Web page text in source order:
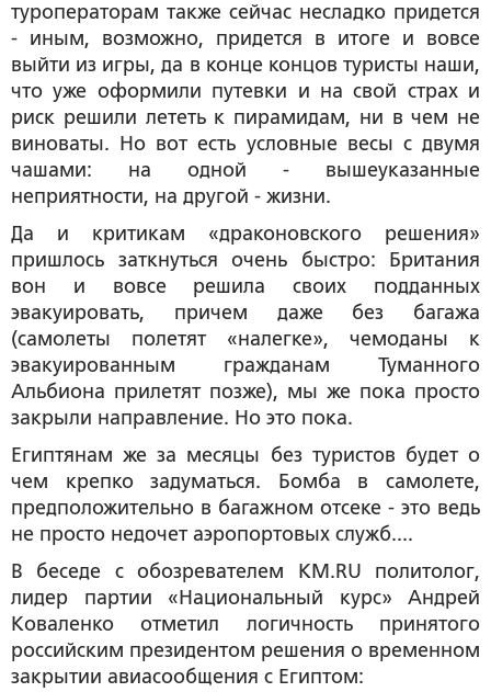
туроператорам также сейчас несладко придется
- иным, возможно, придется в итоге и вовсе
выйти из игры, да в конце концов туристы наши,
что уже оформили путевки и на свой страх и
риск решили лететь к пирамидам, ни в чем не
виноваты. Но вот есть условные весы с двумя
чашами: на одной - вышеуказанные
неприятности, на другой - жизни.
Да и критикам «драконовского решения»
пришлось заткнуться очень быстро: Британия
вон и вовсе решила своих подданных
эвакуировать, причем даже без багажа
(самолеты полетят «налегке», чемоданы к
эвакуированным гражданам Туманного
Альбиона прилетят позже), мы же пока просто
закрыли направление. Но это пока.
Египтянам же за месяцы без туристов будет о
чем крепко задуматься. Бомба в самолете,
предположительно в багажном отсеке - это ведь
не просто недочет аэропортовых служб....
В беседе с обозревателем KM.RU политолог,
лидер партии «Национальный курс» Андрей
Коваленко отметил логичность принятого
российским президентом решения о временном
закрытии авиасообщения с Египтом: